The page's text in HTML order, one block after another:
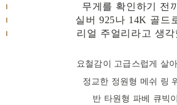
무게를 확인하기 전
실버 925나 14K 골드
리얼 주얼리라고 생각
요철감이 고급스럽게 살
정교한 정원형 메쉬 링
반 타원형 파베 큐빅이